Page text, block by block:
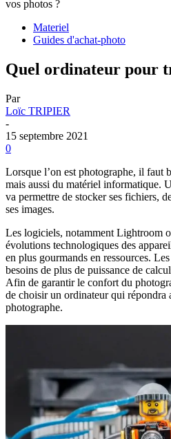
vos photos ?
Materiel
Guides d'achat-photo
Quel ordinateur pour
Par
Loïc TRIPIER
-
15 septembre 2021
0
Lorsque l’on est photographe, il faut
mais aussi du matériel informatique.
va permettre de stocker ses fichiers,
ses images.
Les logiciels, notamment Lightroom
évolutions technologiques des
en plus gourmands en ressources.
besoins de plus de puissance de
Afin de garantir le confort du
de choisir un ordinateur qui répondra
photographe.